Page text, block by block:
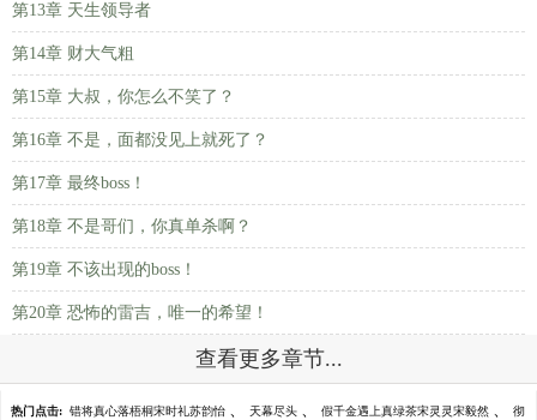
第13章 天生领导者
第14章 财大气粗
第15章 大叔，你怎么不笑了？
第16章 不是，面都没见上就死了？
第17章 最终boss！
第18章 不是哥们，你真单杀啊？
第19章 不该出现的boss！
第20章 恐怖的雷吉，唯一的希望！
查看更多章节...
热门点击: 错将真心落梧桐宋时礼苏韵怡 、 天幕尽头 、 假千金遇上真绿茶宋灵灵宋毅然 、 彻